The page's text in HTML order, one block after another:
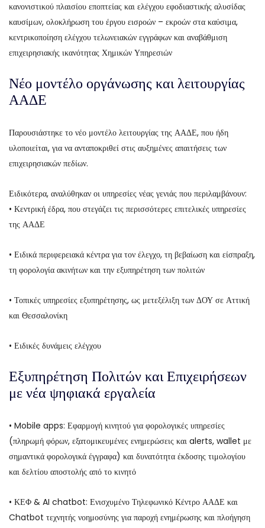
κανονιστικού πλαισίου εποπτείας και ελέγχου εφοδιαστικής αλυσίδας
καυσίμων, ολοκλήρωση του έργου εισροών – εκροών στα καύσιμα,
κεντρικοποίηση ελέγχου τελωνειακών εγγράφων και αναβάθμιση
επιχειρησιακής ικανότητας Χημικών Υπηρεσιών
Νέο μοντέλο οργάνωσης και λειτουργίας
ΑΑΔΕ
Παρουσιάστηκε το νέο μοντέλο λειτουργίας της ΑΑΔΕ, που ήδη
υλοποιείται, για να ανταποκριθεί στις αυξημένες απαιτήσεις των
επιχειρησιακών πεδίων.
Ειδικότερα, αναλύθηκαν οι υπηρεσίες νέας γενιάς που περιλαμβάνουν:
• Κεντρική έδρα, που στεγάζει τις περισσότερες επιτελικές υπηρεσίες
της ΑΑΔΕ
• Ειδικά περιφερειακά κέντρα για τον έλεγχο, τη βεβαίωση και είσπραξη,
τη φορολογία ακινήτων και την εξυπηρέτηση των πολιτών
• Τοπικές υπηρεσίες εξυπηρέτησης, ως μετεξέλιξη των ΔΟΥ σε Αττική
και Θεσσαλονίκη
• Ειδικές δυνάμεις ελέγχου
Εξυπηρέτηση Πολιτών και Επιχειρήσεων
με νέα ψηφιακά εργαλεία
• Mobile apps: Εφαρμογή κινητού για φορολογικές υπηρεσίες
(πληρωμή φόρων, εξατομικευμένες ενημερώσεις και alerts, wallet με
σημαντικά φορολογικά έγγραφα) και δυνατότητα έκδοσης τιμολογίου
και δελτίου αποστολής από το κινητό
• ΚΕΦ & AI chatbot: Ενισχυμένο Τηλεφωνικό Κέντρο ΑΑΔΕ και
Chatbot τεχνητής νοημοσύνης για παροχή ενημέρωσης και πλοήγηση